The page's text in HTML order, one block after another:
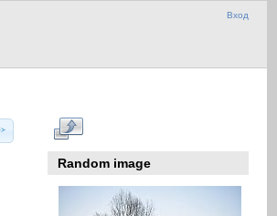
Вход
Random image